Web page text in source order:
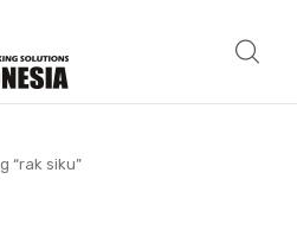
“rak siku”